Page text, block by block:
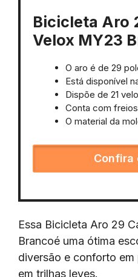
Bicicleta Aro
Velox MY23
O aro é de 29
Está disponível
Dispõe de 21
Conta com
O material da
Confira
Essa Bicicleta Aro 29
Brancoé uma ótima
diversão e conforto em
em trilhas leves.